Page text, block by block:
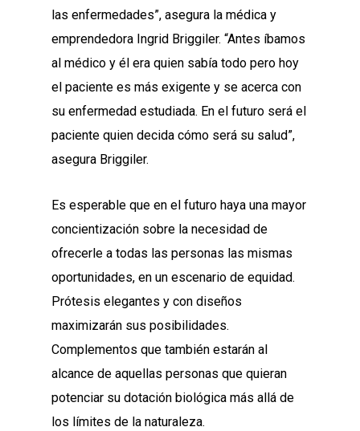
las enfermedades”, asegura la médica y
emprendedora Ingrid Briggiler. “Antes íbamos
al médico y él era quien sabía todo pero hoy
el paciente es más exigente y se acerca con
su enfermedad estudiada. En el futuro será el
paciente quien decida cómo será su salud”,
asegura Briggiler.
Es esperable que en el futuro haya una mayor
concientización sobre la necesidad de
ofrecerle a todas las personas las mismas
oportunidades, en un escenario de equidad.
Prótesis elegantes y con diseños
maximizarán sus posibilidades.
Complementos que también estarán al
alcance de aquellas personas que quieran
potenciar su dotación biológica más allá de
los límites de la naturaleza.